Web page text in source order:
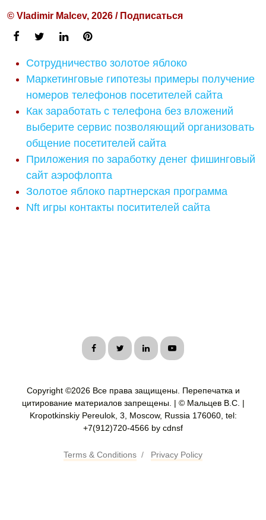
© Vladimir Malcev, 2026 / Подписаться
Сотрудничество золотое яблоко
Маркетинговые гипотезы примеры получение
номеров телефонов посетителей сайта
Как заработать с телефона без вложений
выберите сервис позволяющий организовать
общение посетителей сайта
Приложения по заработку денег фишинговый
сайт аэрофлопта
Золотое яблоко партнерская программа
Nft игры контакты поситителей сайта
Copyright ©2026 Все права защищены. Перепечатка и
цитирование материалов запрещены. | © Мальцев В.С. |
Kropotkinskiy Pereulok, 3, Moscow, Russia 176060, tel:
+7(912)720-4566 by cdnsf
Terms & Conditions / Privacy Policy